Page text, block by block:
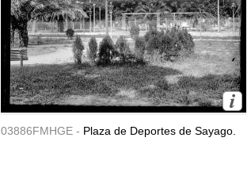
03886FMHGE - Plaza de Deportes de Sayago.